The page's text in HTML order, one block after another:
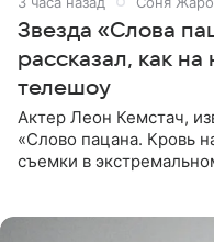
Звезда «Слова
рассказал, как
телешоу
Актер Леон Кемстач,
«Слово пацана. Кровь
съемки в